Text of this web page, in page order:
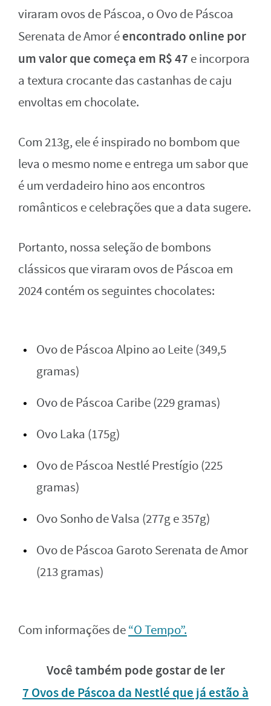
viraram ovos de Páscoa, o Ovo de Páscoa
Serenata de Amor éencontrado online por
um valor que começa em R$ 47 e incorpora
a textura crocante das castanhas de caju
envoltas em chocolate.
Com 213g, ele é inspirado no bombom que
leva o mesmo nome e entrega um sabor que
é um verdadeiro hino aos encontros
românticos e celebrações que a data sugere.
Portanto, nossa seleção de bombons
clássicos que viraram ovos de Páscoa em
2024 contém os seguintes chocolates:
Ovo de Páscoa Alpino ao Leite (349,5
gramas)
Ovo de Páscoa Caribe (229 gramas)
Ovo Laka (175g)
Ovo de Páscoa Nestlé Prestígio (225
gramas)
Ovo Sonho de Valsa (277g e 357g)
Ovo de Páscoa Garoto Serenata de Amor
(213 gramas)
Com informações de“O Tempo”.
Você também pode gostar de ler
7 Ovos de Páscoa da Nestlé que já estão à